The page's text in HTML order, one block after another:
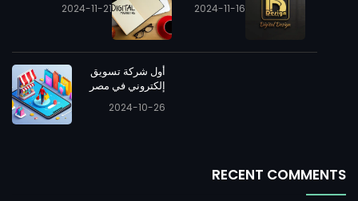
2024-11-21 2024-11-16
أول شركة تسويق
إلكتروني في مصر
2024-10-26
RECENT COMMENTS